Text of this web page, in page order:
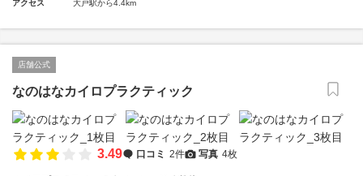
アクセス 大戸駅から4.4km
店舗公式
なのはなカイロプラクティック
3.49 口コミ 2件 写真 4枚